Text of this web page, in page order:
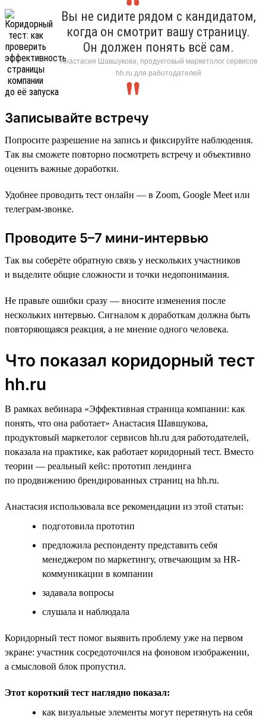
Вы не сидите рядом с кандидатом,
когда он смотрит вашу страницу.
Он должен понять всё сам.
Анастасия Шавшукова, продуктовый маркетолог сервисов
hh.ru для работодателей
Записывайте встречу
Попросите разрешение на запись и фиксируйте наблюдения.
Так вы сможете повторно посмотреть встречу и объективно
оценить важные доработки.
Удобнее проводить тест онлайн — в Zoom, Google Meet или
телеграм-звонке.
Проводите 5–7 мини-интервью
Так вы соберёте обратную связь у нескольких участников
и выделите общие сложности и точки недопонимания.
Не правьте ошибки сразу — вносите изменения после
нескольких интервью. Сигналом к доработкам должна быть
повторяющаяся реакция, а не мнение одного человека.
Что показал коридорный тест
hh.ru
В рамках вебинара «Эффективная страница компании: как
понять, что она работает» Анастасия Шавшукова,
продуктовый маркетолог сервисов hh.ru для работодателей,
показала на практике, как работает коридорный тест. Вместо
теории — реальный кейс: прототип лендинга
по продвижению брендированных страниц на hh.ru.
Анастасия использовала все рекомендации из этой статьи:
подготовила прототип
предложила респонденту представить себя
менеджером по маркетингу, отвечающим за HR-
коммуникации в компании
задавала вопросы
слушала и наблюдала
Коридорный тест помог выявить проблему уже на первом
экране: участник сосредоточился на фоновом изображении,
а смысловой блок пропустил.
Этот короткий тест наглядно показал:
как визуальные элементы могут перетянуть на себя